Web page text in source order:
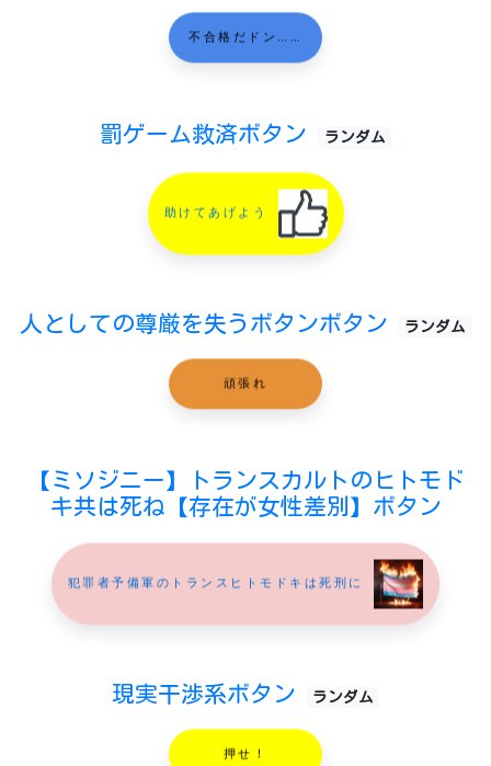
不合格だドン……
罰ゲーム救済ボタン ランダム
助けてあげよう
人としての尊厳を失うボタンボタン ランダム
頑張れ
【ミソジニー】トランスカルトのヒトモド
キ共は死ね【存在が女性差別】ボタン
犯罪者予備軍のトランスヒトモドキは死刑に
現実干渉系ボタン ランダム
押せ！